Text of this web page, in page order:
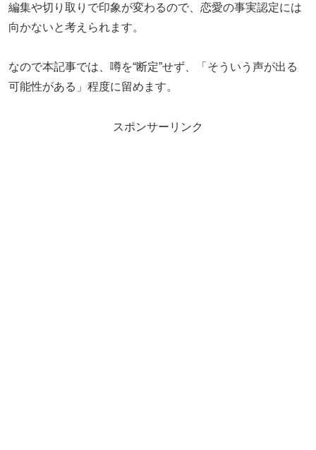
編集や切り取りで印象が変わるので、恋愛の事実認定には
向かないと考えられます。
なので本記事では、噂を“断定”せず、「そういう声が出る
可能性がある」程度に留めます。
スポンサーリンク